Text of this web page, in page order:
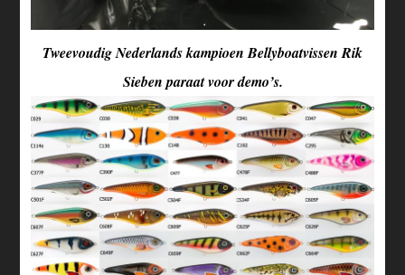
Tweevoudig Nederlands kampioen Bellyboatvissen Rik
Sieben paraat voor demo’s.